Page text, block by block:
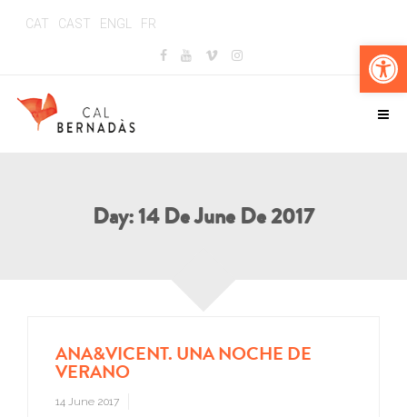
CAT CAST ENGL FR
Day:14 De June De 2017
ANA&VICENT. UNA NOCHE DE
VERANO
14 June 2017